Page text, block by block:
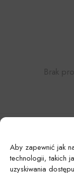
Aby zapewnić jak
technologii, takich
uzyskiwania
Brak